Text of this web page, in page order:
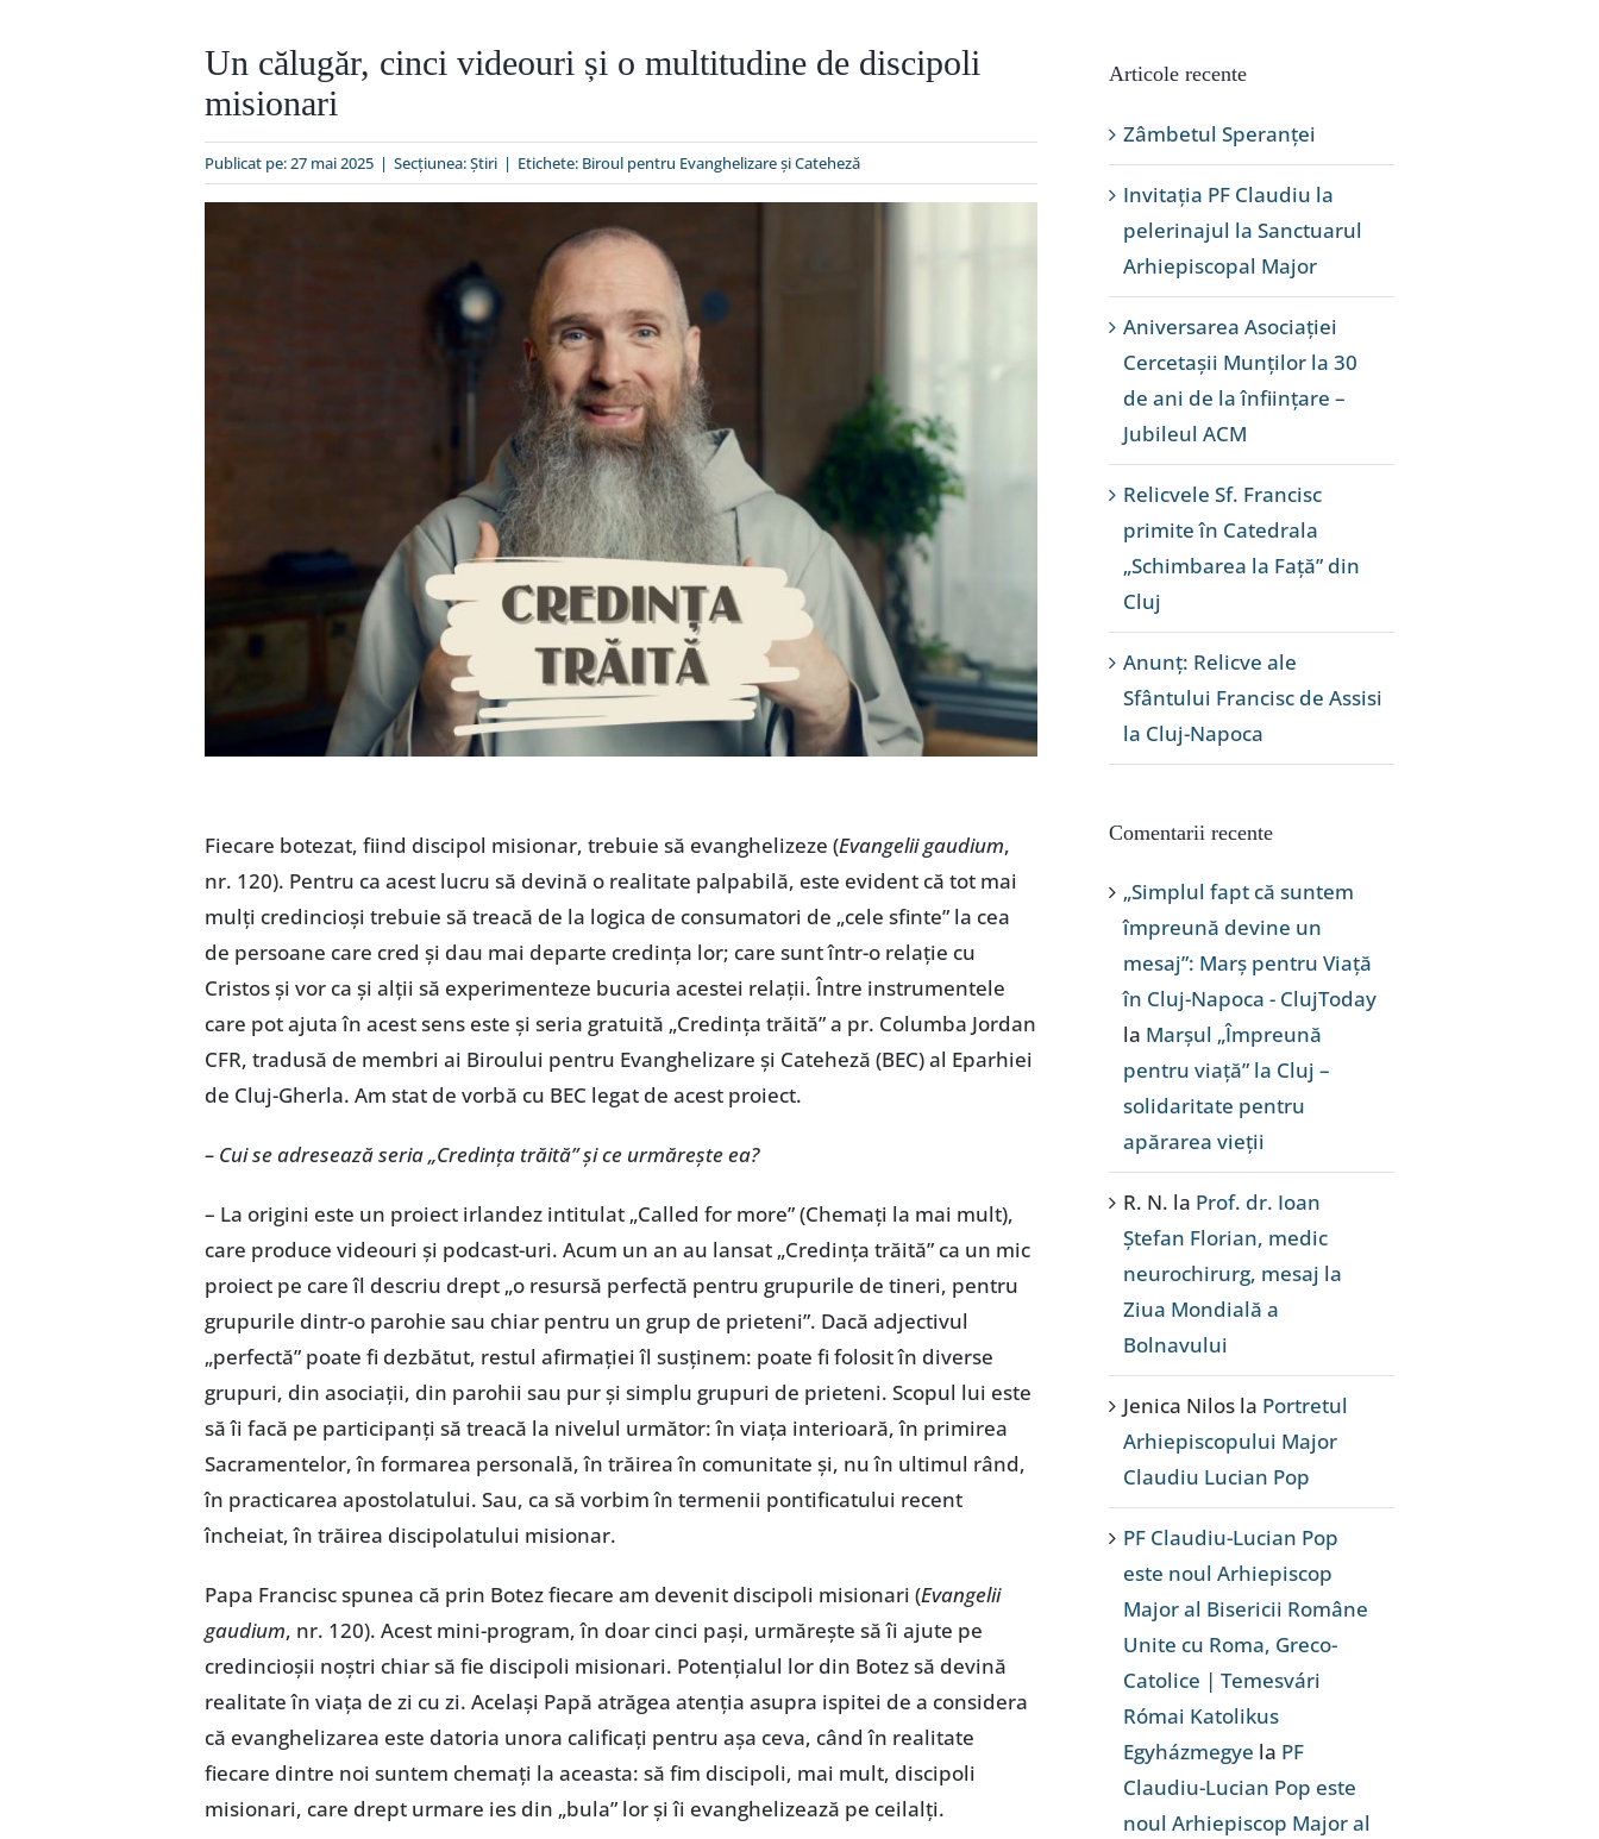
Un călugăr, cinci videouri și o multitudine de discipoli
misionari
Publicat pe: 27 mai 2025 | Secțiunea:Ştiri | Etichete: Biroul pentru Evanghelizare și Cateheză
Fiecare botezat, fiind discipol misionar, trebuie să evanghelizeze (Evangelii gaudium,
nr. 120). Pentru ca acest lucru să devină o realitate palpabilă, este evident că tot mai
mulți credincioși trebuie să treacă de la logica de consumatori de „cele sfinte” la cea
de persoane care cred și dau mai departe credința lor; care sunt într-o relație cu
Cristos și vor ca și alții să experimenteze bucuria acestei relații. Între instrumentele
care pot ajuta în acest sens este și seria gratuită „Credința trăită” a pr. Columba Jordan
CFR, tradusă de membri ai Biroului pentru Evanghelizare și Cateheză (BEC) al Eparhiei
de Cluj-Gherla. Am stat de vorbă cu BEC legat de acest proiect.
– Cui se adresează seria „Credința trăită” și ce urmărește ea?
– La origini este un proiect irlandez intitulat „Called for more” (Chemați la mai mult),
care produce videouri și podcast-uri. Acum un an au lansat „Credința trăită” ca un mic
proiect pe care îl descriu drept „o resursă perfectă pentru grupurile de tineri, pentru
grupurile dintr-o parohie sau chiar pentru un grup de prieteni”. Dacă adjectivul
„perfectă” poate fi dezbătut, restul afirmației îl susținem: poate fi folosit în diverse
grupuri, din asociații, din parohii sau pur și simplu grupuri de prieteni. Scopul lui este
să îi facă pe participanți să treacă la nivelul următor: în viața interioară, în primirea
Sacramentelor, în formarea personală, în trăirea în comunitate și, nu în ultimul rând,
în practicarea apostolatului. Sau, ca să vorbim în termenii pontificatului recent
încheiat, în trăirea discipolatului misionar.
Papa Francisc spunea că prin Botez fiecare am devenit discipoli misionari (Evangelii
gaudium, nr. 120). Acest mini-program, în doar cinci pași, urmărește să îi ajute pe
credincioșii noștri chiar să fie discipoli misionari. Potențialul lor din Botez să devină
realitate în viața de zi cu zi. Același Papă atrăgea atenția asupra ispitei de a considera
că evanghelizarea este datoria unora calificați pentru așa ceva, când în realitate
fiecare dintre noi suntem chemați la aceasta: să fim discipoli, mai mult, discipoli
misionari, care drept urmare ies din „bula” lor și îi evanghelizează pe ceilalți.
Articole recente
Zâmbetul Speranței
Invitația PF Claudiu la
pelerinajul la Sanctuarul
Arhiepiscopal Major
Aniversarea Asociației
Cercetașii Munților la 30
de ani de la înființare –
Jubileul ACM
Relicvele Sf. Francisc
primite în Catedrala
„Schimbarea la Față” din
Cluj
Anunț: Relicve ale
Sfântului Francisc de Assisi
la Cluj-Napoca
Comentarii recente
„Simplul fapt că suntem
împreună devine un
mesaj”: Marș pentru Viață
în Cluj-Napoca - ClujToday
la Marșul „Împreună
pentru viață” la Cluj –
solidaritate pentru
apărarea vieții
R. N. la Prof. dr. Ioan
Ștefan Florian, medic
neurochirurg, mesaj la
Ziua Mondială a
Bolnavului
Jenica Nilos la Portretul
Arhiepiscopului Major
Claudiu Lucian Pop
PF Claudiu-Lucian Pop
este noul Arhiepiscop
Major al Bisericii Române
Unite cu Roma, Greco-
Catolice | Temesvári
Római Katolikus
Egyházmegye la PF
Claudiu-Lucian Pop este
noul Arhiepiscop Major al